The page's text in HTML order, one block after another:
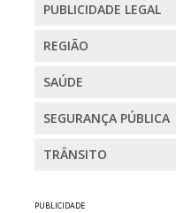
PUBLICIDADE LEGAL
REGIÃO
SAÚDE
SEGURANÇA PÚBLICA
TRÂNSITO
PUBLICIDADE